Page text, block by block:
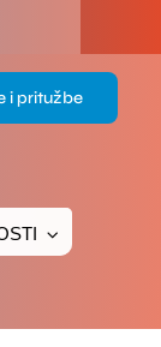
i pritužbe